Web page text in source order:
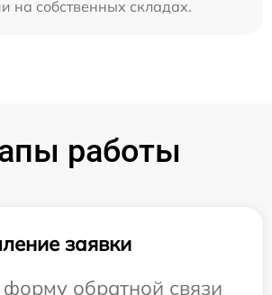
на собственных складах.
работы
заявки
обратной связи